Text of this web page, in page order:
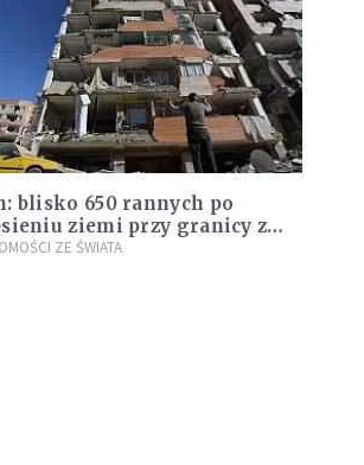
blisko 650 rannych po
ziemi przy granicy z
ZE ŚWIATA